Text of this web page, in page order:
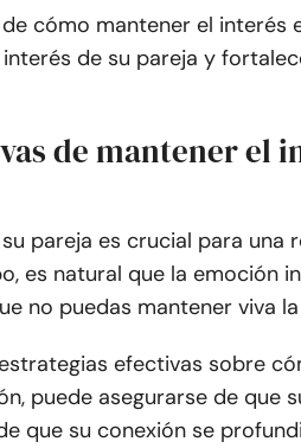
cómo mantener el interés
de su pareja y
de mantener el
pareja es crucial para una
es natural que la emoción
no puedas mantener viva
efectivas sobre
puede asegurarse de que
que su conexión se